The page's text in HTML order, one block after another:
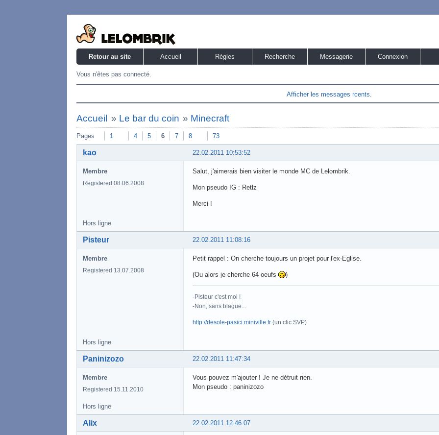
Retour au site Accueil Règles Recherche Messagerie Connexion
Vous n'êtes pas connecté.
Afficher les messages rcents.
Accueil » Le bar du coin » Minecraft
Pages 1 4 5 6 7 8 73
22.02.2011 10:53:52
kao
Membre
Registered 08.06.2008
Salut, j'aimerais bien visiter le monde MC de Lelombrik.
Mon pseudo IG : Retlz
Merci !
Hors ligne
22.02.2011 11:08:16
Pisteur
Membre
Registered 13.07.2008
Petit rappel : On cherche toujours un projet pour l'ex-Eglise.
(Ou alors je cherche 64 oeufs )
-Pisteur c'est moi !
-Non, sans blague...
http://desole-pasici.miniville.fr (un clic SVP)
Hors ligne
22.02.2011 11:47:34
Paninizozo
Membre
Registered 15.11.2010
Vous pouvez m'ajouter ! Je ne détruit rien.
Mon pseudo : paninizozo
Hors ligne
22.02.2011 12:46:07
Alix